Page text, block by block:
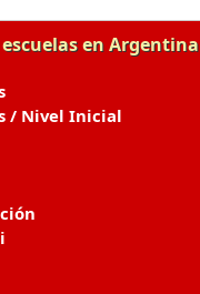
en Argentina
/ Nivel Inicial